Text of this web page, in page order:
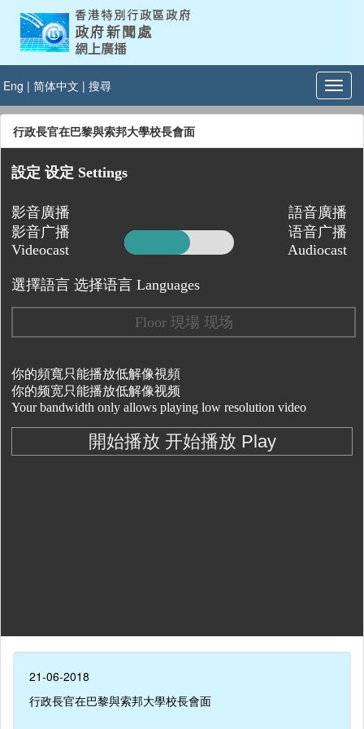
Eng | 简体中文 | 搜尋
行政長官在巴黎與索邦大學校長會面
21-06-2018
行政長官在巴黎與索邦大學校長會面